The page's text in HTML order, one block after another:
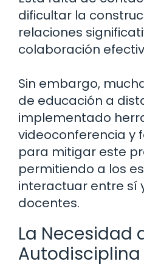
dificultar la
relaciones
colaboración
Sin embargo,
de educación a
implementado
videoconferencia y
para mitigar este
permitiendo a los
interactuar entre sí
docentes.
La Necesidad
Autodisciplina